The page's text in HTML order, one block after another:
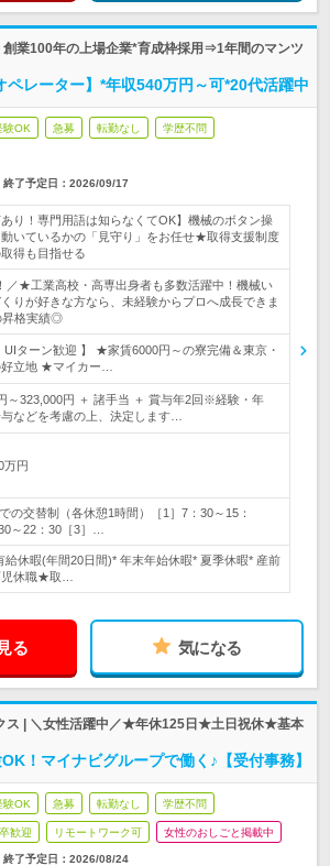
創業100年の上場企業*育成枠採用⇒1年間のマンツ
ペレーター】*年収540万円～可*20代活躍中
験OK 急募 転勤なし 学歴不問
終了予定日： 2026/09/17
あり！専門用語は知らなくてOK】機械のボタン操
いているかの「見守り」をお任せ★取得支援制度
得も目指せる
／★工業高校・高専出身者も多数活躍中！機械い
りが好きな方なら、未経験からプロへ成長できま
格実績◎
UIターン歓迎 】 ★家賃6000円～の寮完備＆東京・
立地 ★マイカー…
～323,000円 ＋ 諸手当 ＋ 賞与年2回※経験・年
などを考慮の上、決定します…
万円
の交替制（各休憩1時間）［1］7：30～15：
～22：30［3］…
給休暇(年間20日間)* 年末年始休暇* 夏季休暇* 産前
児休職★取…
る 気になる
ス | ＼女性活躍中／★年休125日★土日祝休★基本
！マイナビグループで働く♪【受付事務】
験OK 急募 転勤なし 学歴不問
歓迎 リモートワーク可 女性のおしごと掲載中
終了予定日： 2026/08/24